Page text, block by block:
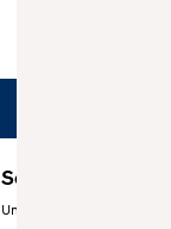
Universal